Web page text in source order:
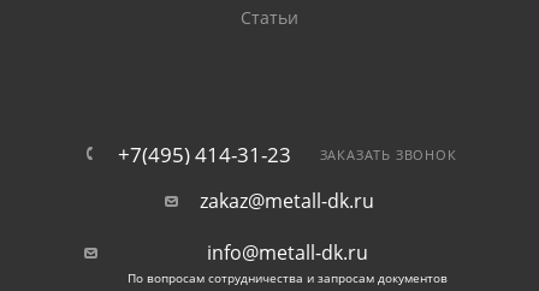
Статьи
+7(495) 414-31-23 ЗАКАЗАТЬ ЗВОНОК
zakaz@metall-dk.ru
info@metall-dk.ru
По вопросам сотрудничества и запросам документов